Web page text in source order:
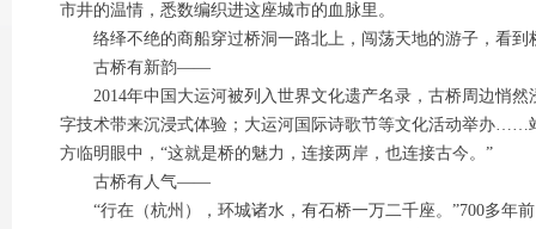
市井的温情，悉数编织进这座城市的血脉里。
络绎不绝的商船穿过桥洞一路北上，闯荡天地的游子，看到
古桥有新韵——
2014年中国大运河被列入世界文化遗产名录，古桥周边悄然
字技术带来沉浸式体验；大运河国际诗歌节等文化活动举办……
方临明眼中，“这就是桥的魅力，连接两岸，也连接古今。”
古桥有人气——
“行在（杭州），环城诸水，有石桥一万二千座。”700多年前